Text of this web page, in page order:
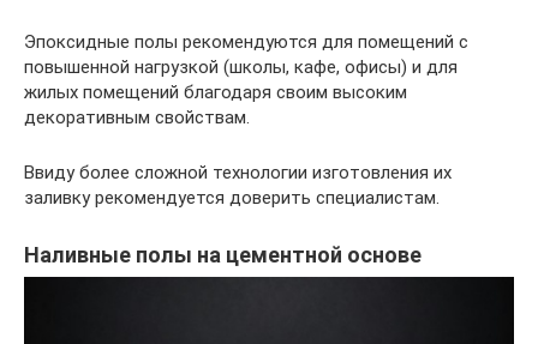
Эпоксидные полы рекомендуются для помещений с
повышенной нагрузкой (школы, кафе, офисы) и для
жилых помещений благодаря своим высоким
декоративным свойствам.
Ввиду более сложной технологии изготовления их
заливку рекомендуется доверить специалистам.
Наливные полы на цементной основе